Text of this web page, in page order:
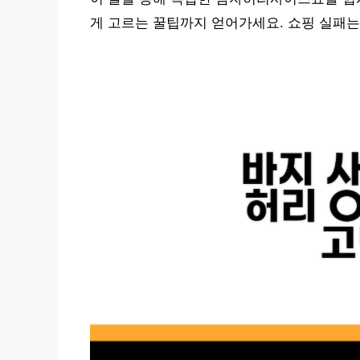
게 고르는 꿀팁까지 얻어가세요. 쇼핑 실패